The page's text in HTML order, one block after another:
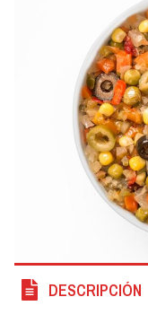
DESCRIPCIÓN